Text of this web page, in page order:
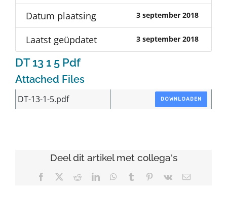
Datum plaatsing 3 september 2018
Laatst geüpdatet 3 september 2018
DT 13 1 5 Pdf
Attached Files
DT-13-1-5.pdf DOWNLOADEN
Deel dit artikel met collega's
Facebook RedditLinkedInWhatsApp
Tumblr Pinterest
Vk
E-